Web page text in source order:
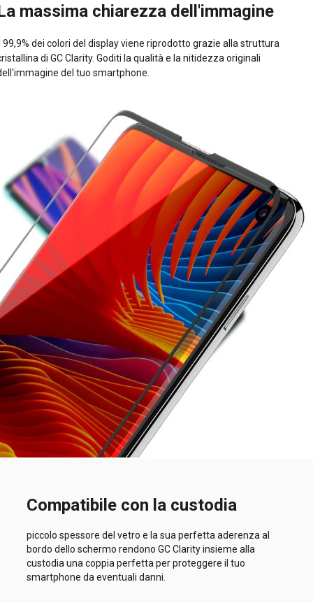
massima chiarezza dell'immagine
99,9% dei colori del display viene riprodotto grazie alla struttura
di GC Clarity. Goditi la qualità e la nitidezza originali
del tuo smartphone.
Compatibile con la custodia
piccolo spessore del vetro e la sua perfetta aderenza al
bordo dello schermo rendono GC Clarity insieme alla
custodia una coppia perfetta per proteggere il tuo
smartphone da eventuali danni.